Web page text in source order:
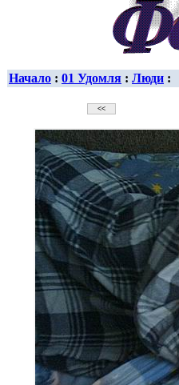
Начало : 01 Удомля : Люди :